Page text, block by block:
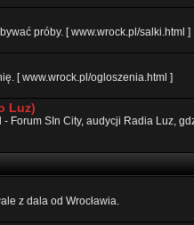
próby. [ www.wrock.pl/salki.html ]
[ www.wrock.pl/ogloszenia.html ]
Luz)
- Forum SIn City, audycji Radia Luz,
z dala od Wrocławia.